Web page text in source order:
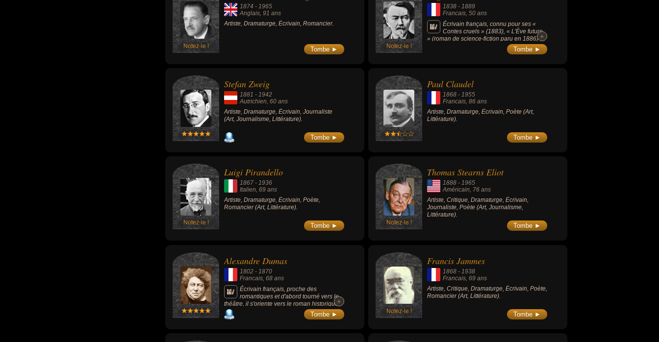
Notez-le !
1874 - 1965
Anglais, 91 ans
Artiste, Dramaturge, Écrivain, Romancier.
Tombe ► Notez-le !
1838 -1889
Francais, 50 ans
Écrivain français, connu pour ses «
Contes cruels » (1883), « L'Ève future
» (roman de science-fiction paru en 1886) et
le drame « Axël » (annonçant le théâtre
+
+
Tombe ►
Stefan Zweig
1881 - 1942
Autrichien, 60 ans
Artiste, Dramaturge, Écrivain, Journaliste
(Art, Journalisme, Littérature).
Tombe ►
Paul Claudel
1868 -1955
Francais, 86 ans
Artiste, Dramaturge, Écrivain, Poète (Art,
Littérature).
Tombe ►
Notez-le !
Luigi Pirandello
1867 - 1936
Italien, 69 ans
Artiste, Dramaturge, Écrivain, Poète,
Romancier (Art, Littérature).
Tombe ► Notez-le !
Thomas Stearns Eliot
1888 -1965
Américain, 76 ans
Artiste, Critique, Dramaturge, Écrivain,
Journaliste, Poète (Art, Journalisme,
Littérature).
Tombe ►
Alexandre Dumas
1802 - 1870
Francais , 68 ans
Écrivain français, proche des
romantiques et d'abord tourné vers le
théâtre, il s'oriente vers le roman historique
telles que la trilogie « Les Trois
Mousquetaires » (1844), « Vingt ans après »
+
+
Tombe ► Notez-le !
Francis Jammes
1868 - 1938
Francais , 69 ans
Artiste, Critique, Dramaturge, Écrivain, Poète,
Romancier (Art, Littérature).
Tombe ►